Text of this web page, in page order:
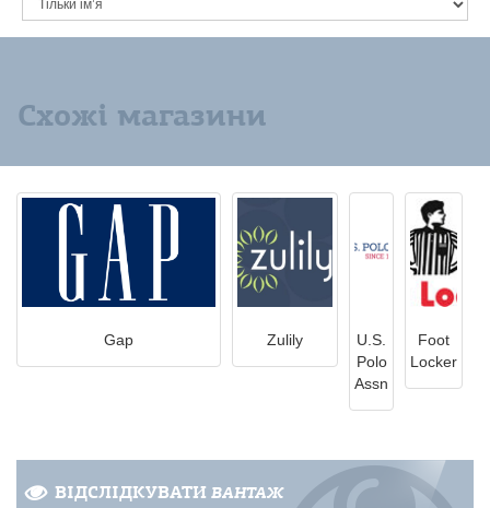
Схожі магазини
Gap Zulily
U.S.
Polo
Assn
Foot
Locker
ВІДСЛІДКУВАТИ ВАНТАЖ